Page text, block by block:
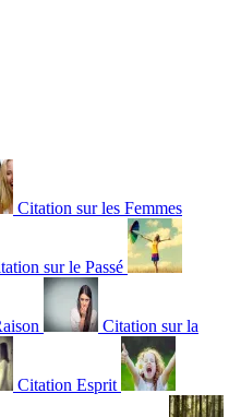
Citation sur les Femmes
sur le Passé
Citation sur la
Citation Esprit